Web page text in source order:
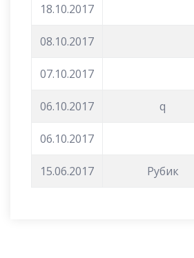
18.10.2017
08.10.2017
07.10.2017
06.10.2017 q
06.10.2017
15.06.2017 Рубик